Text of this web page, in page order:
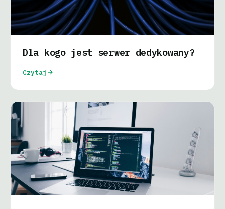
Dla kogo jest serwer dedykowany?
Czytaj